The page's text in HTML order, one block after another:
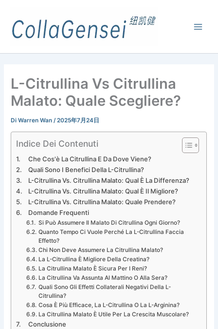
L-Citrullina Vs Citrullina
Malato: Quale Scegliere?
DiWarren Wan/2025年7月24日
Indice Dei Contenuti
Che Cos'è La Citrullina E Da Dove Viene?
Quali Sono I Benefici Della L-Citrullina?
L-Citrullina Vs. Citrullina Malato: Qual È La Differenza?
L-Citrullina Vs. Citrullina Malato: Qual È Il Migliore?
L-Citrullina Vs. Citrullina Malato: Quale Prendere?
Domande Frequenti
Si Può Assumere Il Malato Di Citrullina Ogni Giorno?
Quanto Tempo Ci Vuole Perché La L-Citrullina Faccia
Effetto?
Chi Non Deve Assumere La Citrullina Malato?
La L-Citrullina È Migliore Della Creatina?
La Citrullina Malato È Sicura Per I Reni?
La Citrullina Va Assunta Al Mattino O Alla Sera?
Quali Sono Gli Effetti Collaterali Negativi Della L-
Citrullina?
Cosa È Più Efficace, La L-Citrullina O La L-Arginina?
La Citrullina Malato È Utile Per La Crescita Muscolare?
Conclusione